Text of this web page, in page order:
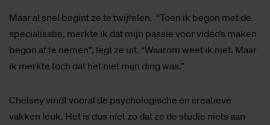
Maar al snel begint ze te twijfelen. “Toen ik begon met de
specialisatie, merkte ik dat mijn passie voor video’s maken
begon af te nemen”, legt ze uit. “Waarom weet ik niet. Maar
ik merkte toch dat het niet mijn ding was.”
Chelsey vindt vooral de psychologische en creatieve
vakken leuk. Het is dus niet zo dat ze de studie niets aan